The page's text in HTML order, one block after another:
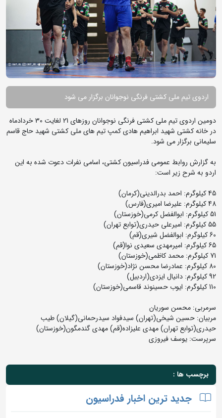
اردوی تیم ملی کشتی فرنگی نوجوانان برگزار می شود
دومین اردوی تیم ملی کشتی فرنگی نوجوانان روزهای 21 لغایت 30 خردادماه
در خانه کشتی شهید ابراهیم هادی کمپ تیم های ملی کشتی شهید حاج قاسم
سلیمانی برگزار می شود.
به گزارش روابط عمومی فدراسیون کشتی، اسامی نفرات دعوت شده به این
اردو به شرح زیر است:
45 کیلوگرم: احمد بدرالدینی(کرمان)
48 کیلوگرم: علیرضا امیری(فارس)
51 کیلوگرم: ابوالفضل کرمی(خوزستان)
55 کیلوگرم: امیرعلی حیدری(توابع تهران)
60 کیلوگرم: ابوالفضل شیری(قم)
65 کیلوگرم: امیرمهدی سعیدی نوا(قم)
71 کیلوگرم: محمد کاظمی(خوزستان)
80 کیلوگرم: عمادرضا محسن نژاد(خوزستان)
92 کیلوگرم: دانیال ایزدی(اردبیل)
110 کیلوگرم: ایوب حسینوند قاسمی(خوزستان)
سرمربی: محسن سوریان
مربیان: حسین شیخی(تهران) سیدفواد سیدرحمانی(گیلان) طیب
حیدری(توابع تهران) مهدی علیزاده(قم) مهدی گندمگون(خوزستان)
سرپرست: یوسف فیروزی
برچسب ها :
جدید ترین اخبار فدراسیون